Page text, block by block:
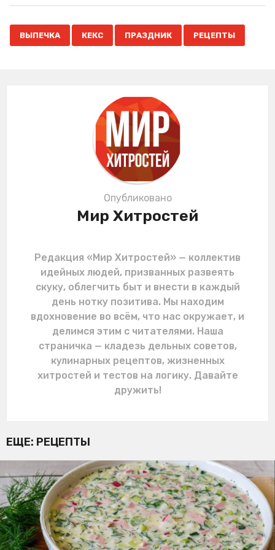
P
ВЫПЕЧКА КЕКС ПРАЗДНИК РЕЦЕПТЫ
Опубликовано
Мир Хитростей
Редакция «Мир Хитростей» — коллектив
идейных людей, призванных развеять
скуку, облегчить быт и внести в каждый
день нотку позитива. Мы находим
вдохновение во всём, что нас окружает, и
делимся этим с читателями. Наша
страничка — кладезь дельных советов,
кулинарных рецептов, жизненных
хитростей и тестов на логику. Давайте
дружить!
ЕЩЕ: РЕЦЕПТЫ